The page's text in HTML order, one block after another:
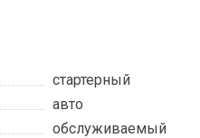
стартерный
авто
обслуживаемый